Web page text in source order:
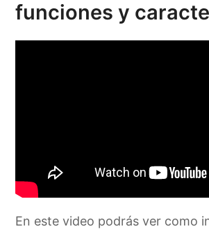
funciones y
En este video podrás ver como